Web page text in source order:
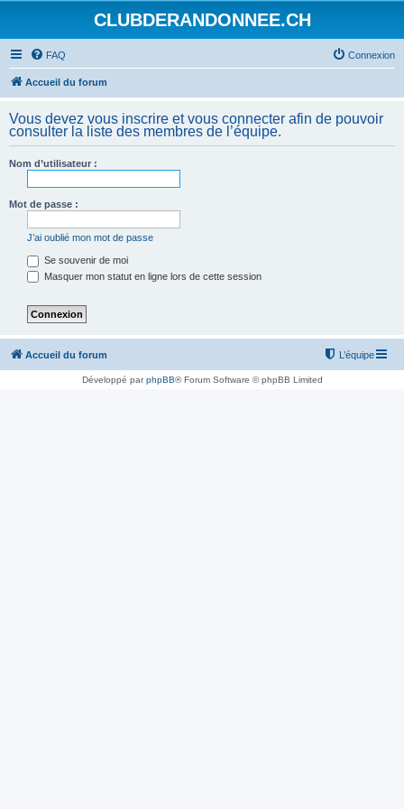
CLUBDERANDONNEE.CH
FAQ Connexion
Accueil du forum
Vous devez vous inscrire et vous connecter afin de pouvoir
consulter la liste des membres de l’équipe.
Nom d’utilisateur :
Mot de passe :
J’ai oublié mon mot de passe
Se souvenir de moi
Masquer mon statut en ligne lors de cette session
Accueil du forum L’équipe
Développé parphpBB® Forum Software © phpBB Limited